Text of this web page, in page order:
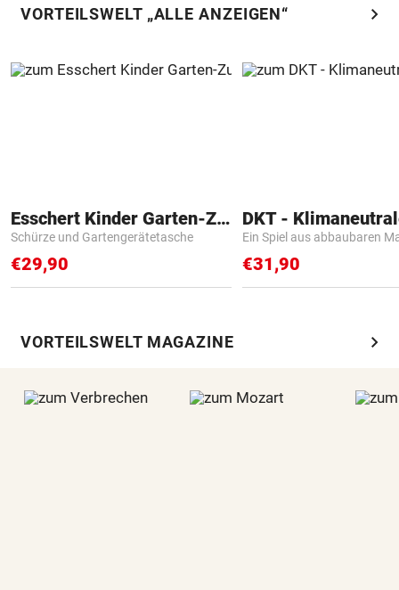
VORTEILSWELT „ALLE ANZEIGEN“ chevron_right
Esschert Kinder Garten-Zubehör
Schürze und Gartengerätetasche
€29,90
Ein Spiel aus abbaubaren
€31,90
VORTEILSWELT MAGAZINE chevron_right